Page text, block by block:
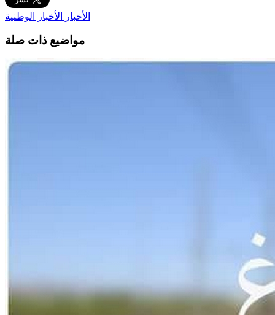
الأخبار الأخبار الوطنية
مواضيع ذات صلة